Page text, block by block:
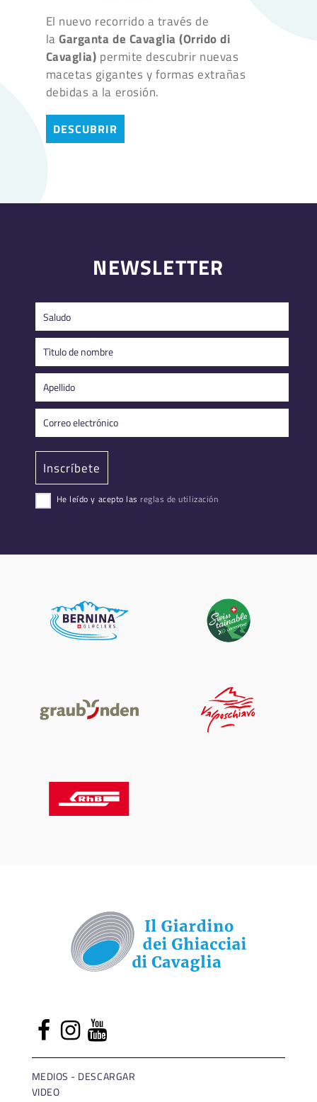
El nuevo recorrido a través de
la Garganta de Cavaglia (Orrido di
Cavaglia) permite descubrir nuevas
macetas gigantes y formas extrañas
debidas a la erosión.
DESCUBRIR
NEWSLETTER
He leído y acepto las reglas de utilización
MEDIOS - DESCARGAR
VIDEO